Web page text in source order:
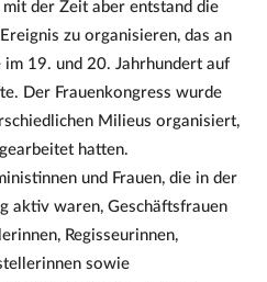
mit der Zeit aber entstand die
zu organisieren, das an
im 19. und 20. Jahrhundert auf
Der Frauenkongress wurde
Milieus organisiert,
hatten.
und Frauen, die in der
aktiv waren, Geschäftsfrauen
Regisseurinnen,
sowie